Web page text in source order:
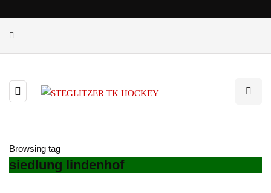
Browsing tag
siedlung lindenhof